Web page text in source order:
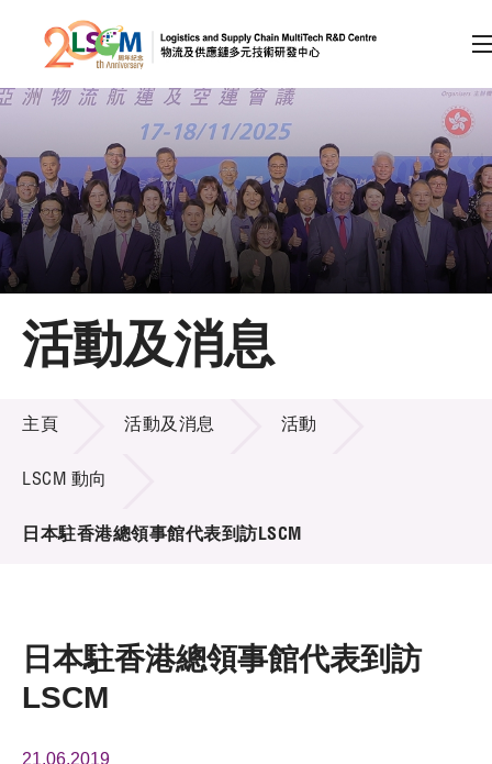
跳到內容（按回車鍵）
會員登入
A A EN 繁 简
主頁
關於LSCM
技術商品化
項目及資助計劃
新聞中心
活動及消息
活動及消息
主頁 活動及消息 活動
LSCM 動向
日本駐香港總領事館代表到訪LSCM
日本駐香港總領事館代表到訪
LSCM
21.06.2019